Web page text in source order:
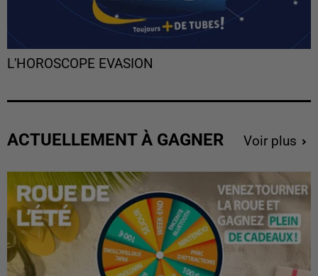
L'HOROSCOPE EVASION
ACTUELLEMENT À GAGNER Voir plus